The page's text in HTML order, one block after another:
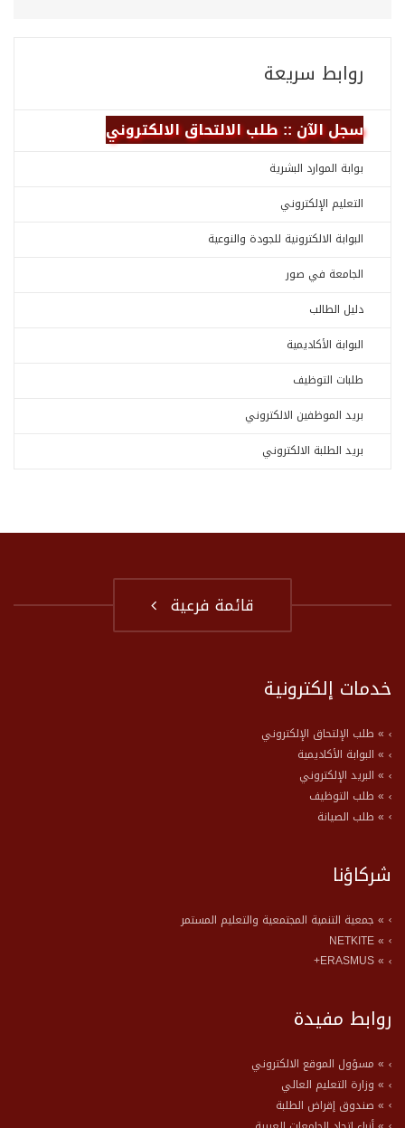
روابط سريعة
سجل الآن :: طلب الالتحاق الالكتروني
بوابة الموارد البشرية
التعليم الإلكتروني
البوابة الالكترونية للجودة والنوعية
الجامعة في صور
دليل الطالب
البوابة الأكاديمية
طلبات التوظيف
بريد الموظفين الالكتروني
بريد الطلبة الالكتروني
قائمة فرعية
خدمات إلكترونية
» طلب الإلتحاق الإلكتروني
» البوابة الأكاديمية
» البريد الإلكتروني
» طلب التوظيف
» طلب الصيانة
شركاؤنا
» جمعية التنمية المجتمعية والتعليم المستمر
» NETKITE
» ERASMUS+
روابط مفيدة
» مسؤول الموقع الالكتروني
» وزارة التعليم العالي
» صندوق إقراض الطلبة